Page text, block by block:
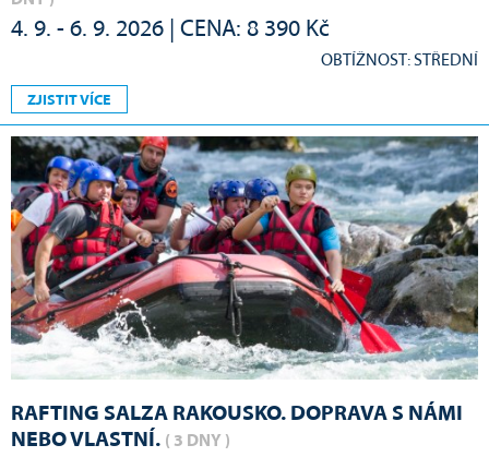
4. 9. - 6. 9. 2026 | CENA: 8 390 Kč
OBTÍŽNOST: STŘEDNÍ
ZJISTIT VÍCE
RAFTING SALZA RAKOUSKO. DOPRAVA S NÁMI
NEBO VLASTNÍ. ( 3 DNY )